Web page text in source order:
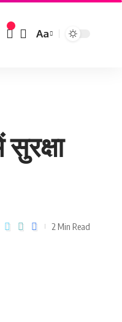
Aa
2 Min Read